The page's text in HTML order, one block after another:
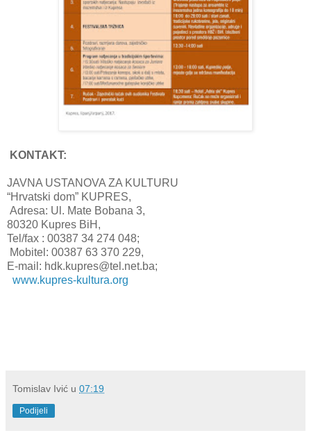
KONTAKT:
JAVNA USTANOVA ZA KULTURU
“Hrvatski dom” KUPRES,
Adresa: Ul. Mate Bobana 3,
80320 Kupres BiH,
Tel/fax : 00387 34 274 048;
Mobitel: 00387 63 370 229,
E-mail: hdk.kupres@tel.net.ba;
www.kupres-kultura.org
Tomislav Ivić u 07:19
Podijeli